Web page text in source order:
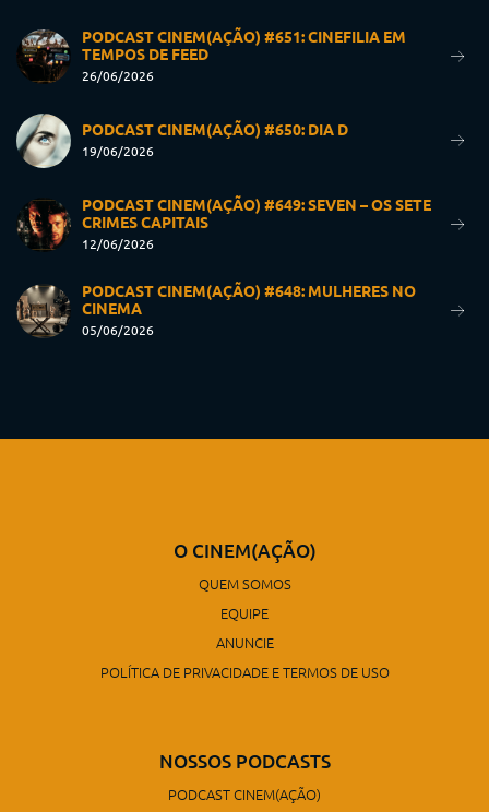
PODCAST CINEM(AÇÃO) #651: CINEFILIA EM
TEMPOS DE FEED
26/06/2026
PODCAST CINEM(AÇÃO) #650: DIA D
19/06/2026
PODCAST CINEM(AÇÃO) #649: SEVEN – OS SETE
CRIMES CAPITAIS
12/06/2026
PODCAST CINEM(AÇÃO) #648: MULHERES NO
CINEMA
05/06/2026
O CINEM(AÇÃO)
QUEM SOMOS
EQUIPE
ANUNCIE
POLÍTICA DE PRIVACIDADE E TERMOS DE USO
NOSSOS PODCASTS
PODCAST CINEM(AÇÃO)